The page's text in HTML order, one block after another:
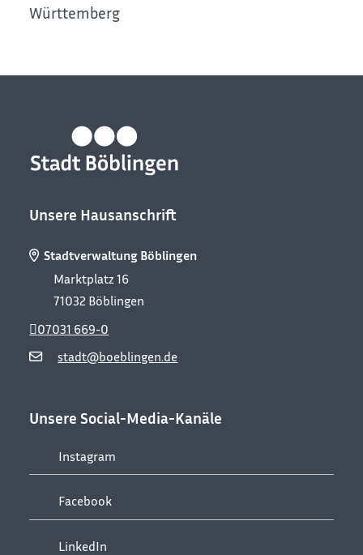
Württemberg
Unsere Hausanschrift
Stadtverwaltung Böblingen
Marktplatz 16
71032 Böblingen
stadt@boeblingen.de
07031 669-0
Unsere Social-Media-Kanäle
Instagram
Facebook
LinkedIn